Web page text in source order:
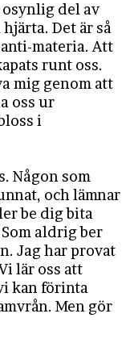
osynlig del av
Det är så
materia. Att
runt oss.
mig genom att
oss ur
i
Någon som
och lämnar
be dig bita
aldrig ber
Jag har provat
lär oss att
kan förinta
Men gör